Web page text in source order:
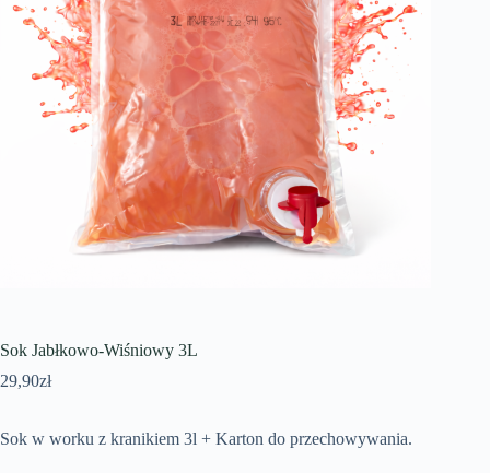
Sok Jabłkowo-Wiśniowy 3L
29,90zł
Sok w worku z kranikiem 3l + Karton do przechowywania.